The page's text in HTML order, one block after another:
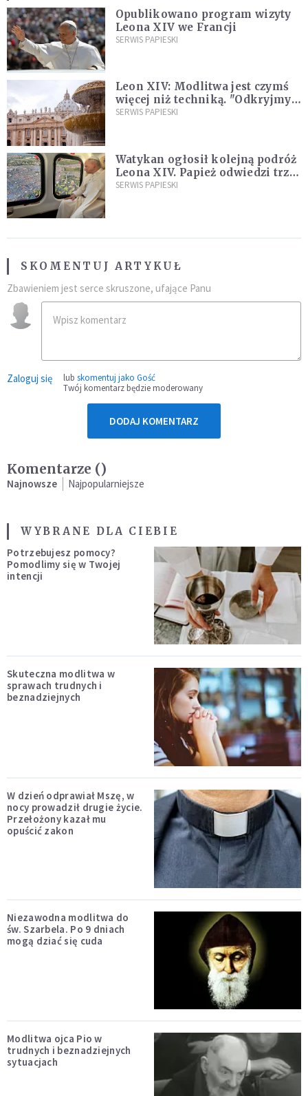
Opublikowano program wizyty
Leona XIV we Francji
SERWIS PAPIESKI
Leon XIV: Modlitwa jest czymś
więcej niż techniką. "Odkryjmy
ją na nowo"
SERWIS PAPIESKI
Watykan ogłosił kolejną podróż
Leona XIV. Papież odwiedzi trzy
kraje Ameryki Południowej
SERWIS PAPIESKI
SKOMENTUJ ARTYKUŁ
Zbawieniem jest serce skruszone, ufające Panu
Zaloguj się lub skomentuj jako Gość
Twój komentarz będzie moderowany
DODAJ KOMENTARZ
Komentarze ()
Najnowsze Najpopularniejsze
WYBRANE DLA CIEBIE
Potrzebujesz pomocy?
Pomodlimy się w Twojej
intencji
Skuteczna modlitwa w
sprawach trudnych i
beznadziejnych
W dzień odprawiał Mszę, w
nocy prowadził drugie życie.
Przełożony kazał mu
opuścić zakon
Niezawodna modlitwa do
św. Szarbela. Po 9 dniach
mogą dziać się cuda
Modlitwa ojca Pio w
trudnych i beznadziejnych
sytuacjach